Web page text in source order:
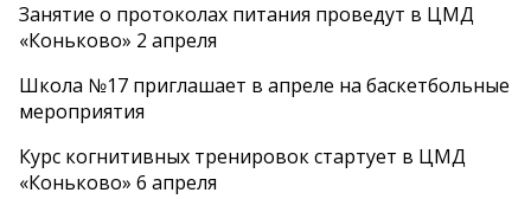
Занятие о протоколах питания проведут в ЦМД
«Коньково» 2 апреля
Школа №17 приглашает в апреле на баскетбольные
мероприятия
Курс когнитивных тренировок стартует в ЦМД
«Коньково» 6 апреля